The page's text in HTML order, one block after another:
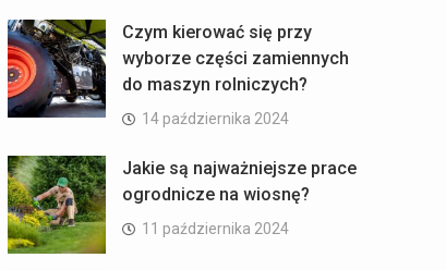
Czym kierować się przy
wyborze części zamiennych
do maszyn rolniczych?
14 października 2024
Jakie są najważniejsze prace
ogrodnicze na wiosnę?
11 października 2024